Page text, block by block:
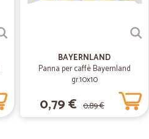
BAYERNLAND
Panna per caffè Bayernland
gr.10x10
0,79 € 0,89 €